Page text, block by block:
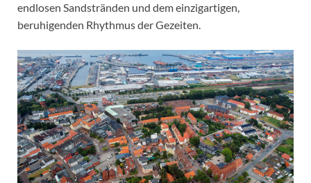
endlosen Sandstränden und dem einzigartigen,
beruhigenden Rhythmus der Gezeiten.